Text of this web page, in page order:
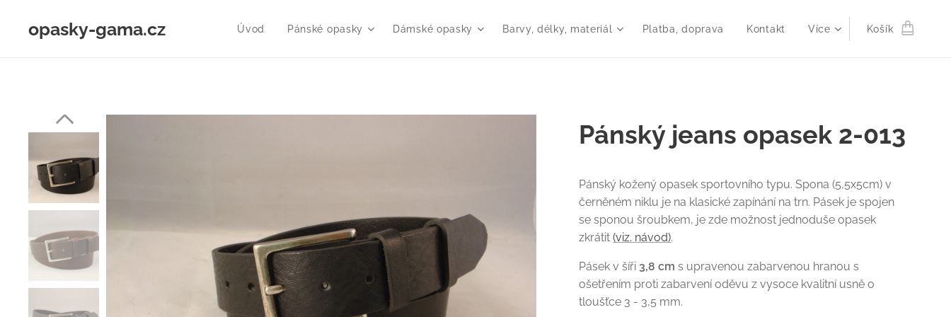
opasky-gama.cz Úvod Pánské opasky Dámské opasky Barvy, délky, materiál Platba, doprava Kontakt Více Košík
Pánský jeans opasek 2-013
Pánský kožený opasek sportovního typu. Spona (5,5x5cm) v
černěném niklu je na klasické zapínání na trn. Pásek je spojen
se sponou šroubkem, je zde možnost jednoduše opasek
zkrátit(viz. návod).
Pásek v šíři 3,8 cm s upravenou zabarvenou hranou s
ošetřením proti zabarvení oděvu z vysoce kvalitní usně o
tloušťce 3 - 3,5 mm.